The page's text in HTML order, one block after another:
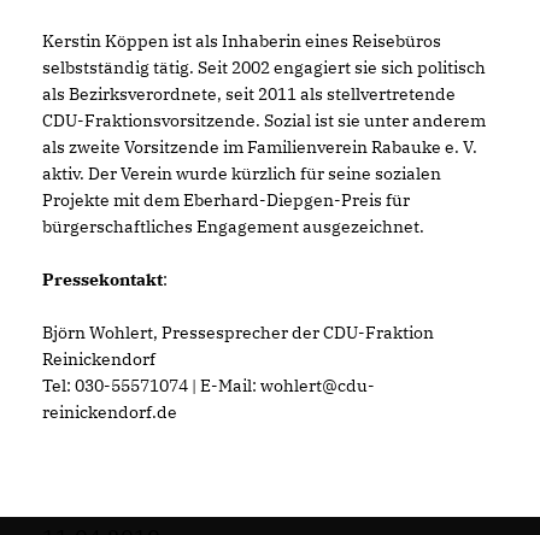
Kerstin Köppen ist als Inhaberin eines Reisebüros
selbstständig tätig. Seit 2002 engagiert sie sich politisch
als Bezirksverordnete, seit 2011 als stellvertretende
CDU-Fraktionsvorsitzende. Sozial ist sie unter anderem
als zweite Vorsitzende im Familienverein Rabauke e. V.
aktiv. Der Verein wurde kürzlich für seine sozialen
Projekte mit dem Eberhard-Diepgen-Preis für
bürgerschaftliches Engagement ausgezeichnet.
Pressekontakt:
Björn Wohlert, Pressesprecher der CDU-Fraktion
Reinickendorf
Tel: 030-55571074 | E-Mail: wohlert@cdu-
reinickendorf.de